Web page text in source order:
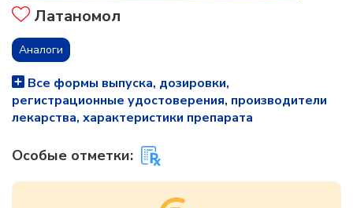
Латаномол
Аналоги
Все формы выпуска, дозировки,
регистрационные удостоверения, производители
лекарства, характеристики препарата
Особые отметки: